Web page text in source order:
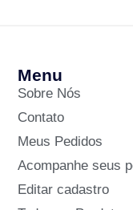
Menu
Sobre Nós
Contato
Meus Pedidos
Acompanhe seus
Editar cadastro